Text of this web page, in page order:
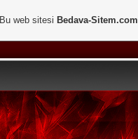
Bu web sitesi Bedava-Sitem.com